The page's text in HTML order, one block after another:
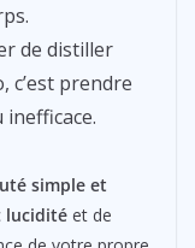
de distiller
c’est prendre
inefficace.
simple et
lucidité et de